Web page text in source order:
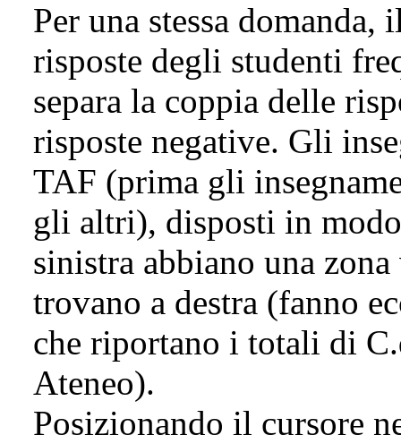
Per una stessa
risposte degli studenti
separa la coppia delle
risposte negative. Gli
TAF (prima gli
gli altri), disposti in
sinistra abbiano una
trovano a destra (fanno
che riportano i totali di
Ateneo).
Posizionando il cursore